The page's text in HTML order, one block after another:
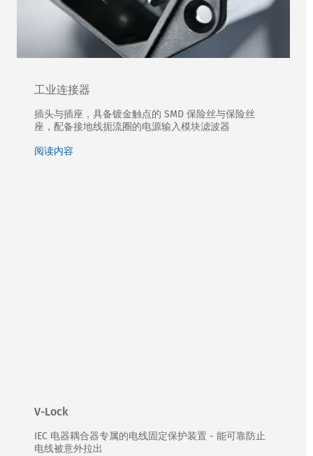
工业连接器
插头与插座，具备镀金触点的 SMD 保险丝与保险丝
座，配备接地线扼流圈的电源输入模块滤波器
阅读内容
V-Lock
IEC 电器耦合器专属的电线固定保护装置 - 能可靠防止
电线被意外拉出